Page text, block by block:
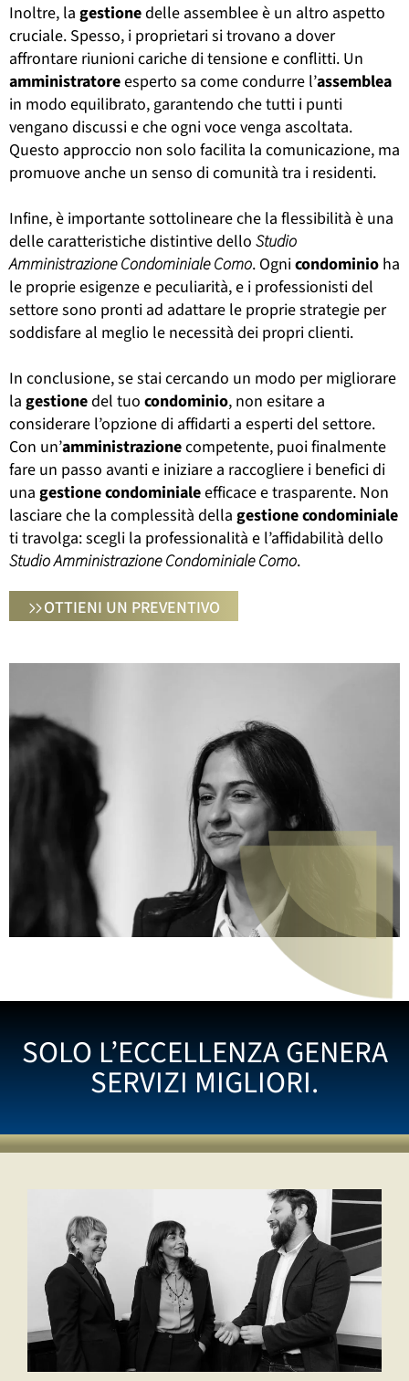
Inoltre, la gestionedelle assemblee è un altro aspetto
cruciale. Spesso, i proprietari si trovano a dover
affrontare riunioni cariche di tensione e conflitti. Un
amministratoreesperto sa come condurre l’assemblea
in modo equilibrato, garantendo che tutti i punti
vengano discussi e che ogni voce venga ascoltata.
Questo approccio non solo facilita la comunicazione, ma
promuove anche un senso di comunità tra i residenti.
Infine, è importante sottolineare che la flessibilità è una
delle caratteristiche distintive dello Studio
Amministrazione Condominiale Como. Ognicondominio ha
le proprie esigenze e peculiarità, e i professionisti del
settore sono pronti ad adattare le proprie strategie per
soddisfare al meglio le necessità dei propri clienti.
In conclusione, se stai cercando un modo per migliorare
la gestionedel tuo condominio, non esitare a
considerare l’opzione di affidarti a esperti del settore.
Con un’amministrazionecompetente, puoi finalmente
fare un passo avanti e iniziare a raccogliere i benefici di
una gestionecondominialeefficace e trasparente. Non
lasciare che la complessità della gestionecondominiale
ti travolga: scegli la professionalità e l’affidabilità dello
Studio Amministrazione Condominiale Como.
OTTIENI UN PREVENTIVO
SOLO L’ECCELLENZA GENERA
SERVIZI MIGLIORI.